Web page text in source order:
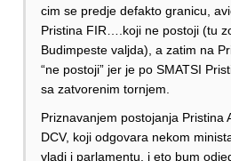
cim se predje defakto granicu,
Pristina FIR….koji ne postoji (tu
Budimpeste valjda), a zatim na
“ne postoji” jer je po SMATSI
sa zatvorenim tornjem.
Priznavanjem postojanja Pristina
DCV, koji odgovara nekom
vladi i parlamentu, i eto bum